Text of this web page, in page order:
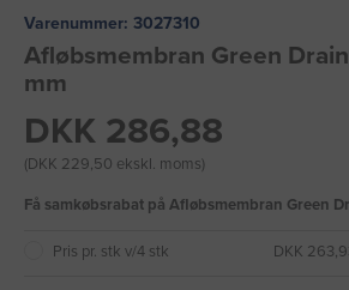
Varenummer: 3027310
Afløbsmembran Green
mm
DKK 286,88
(DKK 229,50 ekskl. moms)
Få samkøbsrabat på Afløbsmembran Green
Pris pr. stk v/4 stk DKK